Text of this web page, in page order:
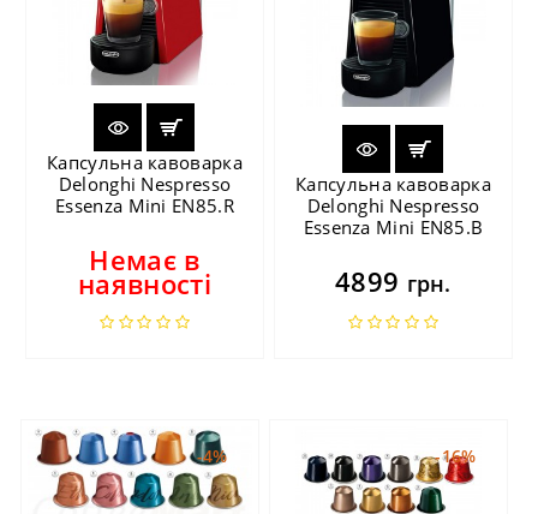
Капсульна кавоварка
Delonghi Nespresso
Essenza Mini EN85.R
Немає в
наявності
Капсульна кавоварка
Delonghi Nespresso
Essenza Mini EN85.B
4899 грн.
-4% -16%